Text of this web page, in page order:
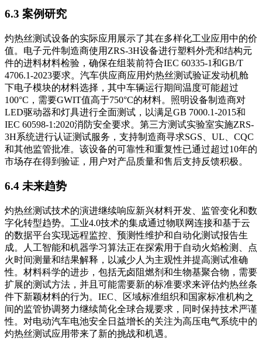
6.3 案例研究
灼热丝测试设备的实际应用展示了其在多样化工业应用中的价
值。电子元件制造商使用ZRS-3H设备进行塑料外壳和结构元
件的进料材料检验，确保在组装前符合IEC 60335-1和GB/T
4706.1-2023要求。汽车供应商应用灼热丝测试验证发动机舱
下电子模块的材料选择，其中车辆运行期间温度可能超过
100°C，需要GWIT值高于750°C的材料。照明设备制造商对
LED驱动器和灯具进行全面测试，以满足GB 7000.1-2015和
IEC 60598-1:2020消防安全要求。第三方测试实验室实施ZRS-
3H系统进行认证测试服务，支持制造商寻求SGS、UL、CQC
和其他监管批准。该设备的可靠性和重复性已通过超过10年的
市场存在得到验证，用户对产品质量和售后支持反馈积极。
6.4 未来趋势
灼热丝测试技术的演进继续响应新兴材料开发、监管变化和数
字化转型趋势。工业4.0技术的集成通过物联网连接和基于云
的数据平台实现远程监控、预测性维护和自动化测试报告生
成。人工智能和机器学习算法正在探索用于自动火焰检测、点
火时间测量和结果解释，以减少人为主观性并提高测试准确
性。材料科学的进步，包括无卤阻燃剂和生物基聚合物，需要
扩展的测试方法，并且可能需要新的标准要求来评估灼热丝条
件下新颖材料的行为。IEC、区域标准组织和国家标准机构之
间的监管协调努力继续简化全球合规要求，同时保持技术严谨
性。对电动汽车电池安全日益增长的关注为高压电气系统中的
灼热丝测试应用带来了新的挑战和机遇。